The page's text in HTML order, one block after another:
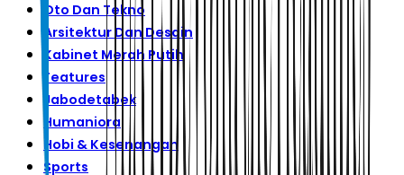
Oto Dan Tekno
Arsitektur Dan Desain
Kabinet Merah Putih
Features
Jabodetabek
Humaniora
Hobi & Kesenangan
Sports